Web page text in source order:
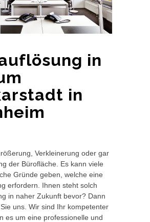
in
in
Verkleinerung oder gar
der Bürofläche. Es kann viele
Gründe geben, welche eine
erfordern. Ihnen steht solch
in naher Zukunft bevor? Dann
uns. Wir sind Ihr kompetenter
es um eine professionelle und